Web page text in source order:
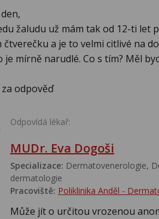
žaludu už mám tak od 12-ti let
čtverečku a je to velmi citlivé na
je mírně narudlé. Co s tím? Měl
odpověď
Odpovídá lékař:
MUDr. Eva Dogoši
Specializace: Dermatovenerologie,
dermatologie
Pracoviště: Poliklinika Anděl -
Může jít o určitou vrozenou